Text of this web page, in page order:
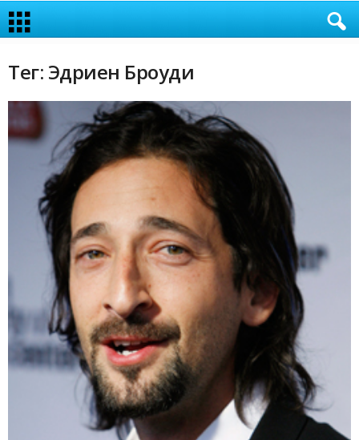
Тег: Эдриен Броуди